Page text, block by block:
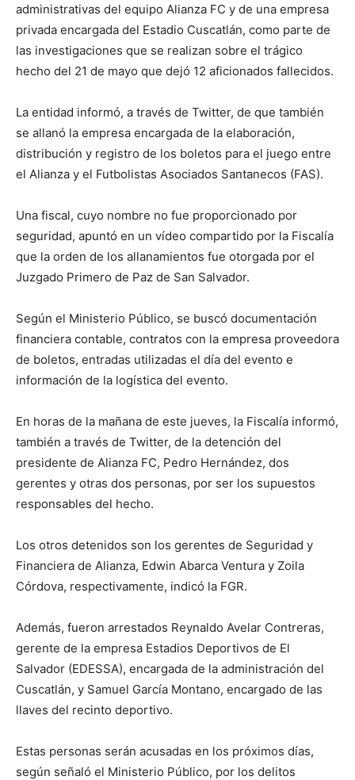
administrativas del equipo Alianza FC y de una empresa
privada encargada del Estadio Cuscatlán, como parte de
las investigaciones que se realizan sobre el trágico
hecho del 21 de mayo que dejó 12 aficionados fallecidos.
La entidad informó, a través de Twitter, de que también
se allanó la empresa encargada de la elaboración,
distribución y registro de los boletos para el juego entre
el Alianza y el Futbolistas Asociados Santanecos (FAS).
Una fiscal, cuyo nombre no fue proporcionado por
seguridad, apuntó en un vídeo compartido por la Fiscalía
que la orden de los allanamientos fue otorgada por el
Juzgado Primero de Paz de San Salvador.
Según el Ministerio Público, se buscó documentación
financiera contable, contratos con la empresa proveedora
de boletos, entradas utilizadas el día del evento e
información de la logística del evento.
En horas de la mañana de este jueves, la Fiscalía informó,
también a través de Twitter, de la detención del
presidente de Alianza FC, Pedro Hernández, dos
gerentes y otras dos personas, por ser los supuestos
responsables del hecho.
Los otros detenidos son los gerentes de Seguridad y
Financiera de Alianza, Edwin Abarca Ventura y Zoila
Córdova, respectivamente, indicó la FGR.
Además, fueron arrestados Reynaldo Avelar Contreras,
gerente de la empresa Estadios Deportivos de El
Salvador (EDESSA), encargada de la administración del
Cuscatlán, y Samuel García Montano, encargado de las
llaves del recinto deportivo.
Estas personas serán acusadas en los próximos días,
según señaló el Ministerio Público, por los delitos